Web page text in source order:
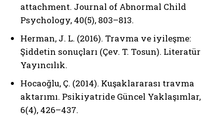
attachment. Journal of Abnormal Child
Psychology, 40(5), 803–813.
Herman, J. L. (2016). Travma ve iyileşme:
Şiddetin sonuçları (Çev. T. Tosun). Literatür
Yayıncılık.
Hocaoğlu, Ç. (2014). Kuşaklararası travma
aktarımı. Psikiyatride Güncel Yaklaşımlar,
6(4), 426–437.